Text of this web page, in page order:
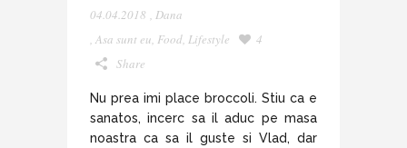
04.04.2018 , Dana
, Asa sunt eu, Food, Lifestyle
4
Share
Nu prea imi place broccoli. Stiu ca e
sanatos, incerc sa il aduc pe masa
noastra ca sa il guste si Vlad, dar